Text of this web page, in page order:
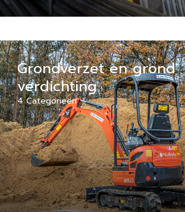
Grondverzet en grond
verdichting
4 Categorieën